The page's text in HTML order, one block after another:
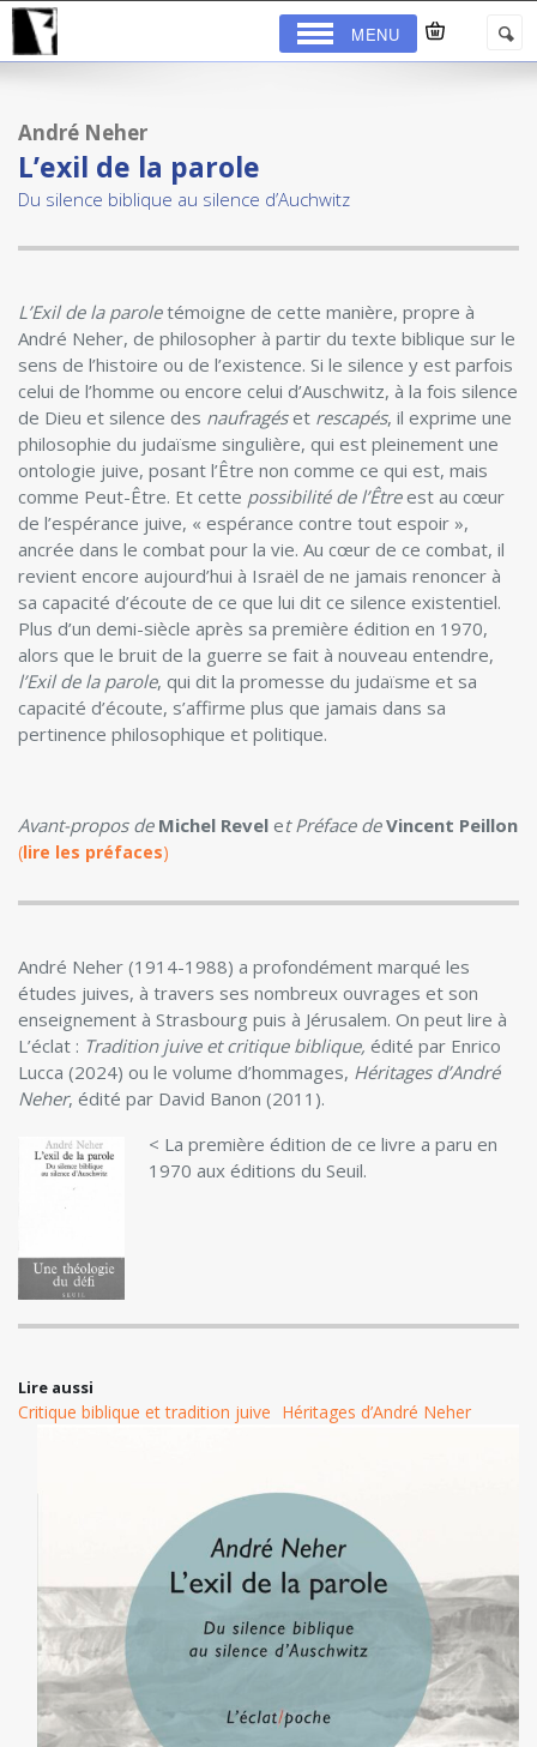
MENU
André Neher
L’exil de la parole
Du silence biblique au silence d’Auchwitz
L’Exil de la paroletémoigne de cette manière, propre à
André Neher, de philosopher à partir du texte biblique sur le
sens de l’histoire ou de l’existence. Si le silence y est parfois
celui de l’homme ou encore celui d’Auschwitz, à la fois silence
de Dieu et silence des naufragéset rescapés, il exprime une
philosophie du judaïsme singulière, qui est pleinement une
ontologie juive, posant l’Être non comme ce qui est, mais
comme Peut-Être. Et cette possibilité de l’Êtreest au cœur
de l’espérance juive, « espérance contre tout espoir »,
ancrée dans le combat pour la vie. Au cœur de ce combat, il
revient encore aujourd’hui à Israël de ne jamais renoncer à
sa capacité d’écoute de ce que lui dit ce silence existentiel.
Plus d’un demi-siècle après sa première édition en 1970,
alors que le bruit de la guerre se fait à nouveau entendre,
l’Exil de la parole, qui dit la promesse du judaïsme et sa
capacité d’écoute, s’affirme plus que jamais dans sa
pertinence philosophique et politique.
Avant-propos de Michel Revel et Préface de Vincent Peillon
(lire les préfaces)
André Neher (1914-1988) a profondément marqué les
études juives, à travers ses nombreux ouvrages et son
enseignement à Strasbourg puis à Jérusalem. On peut lire à
L’éclat : Tradition juive et critique biblique, édité par Enrico
Lucca (2024) ou le volume d’hommages, Héritages d’André
Neher, édité par David Banon (2011).
< La première édition de ce livre a paru en
1970 aux éditions du Seuil.
Lire aussi
Critique biblique et tradition juive Héritages d’André Neher